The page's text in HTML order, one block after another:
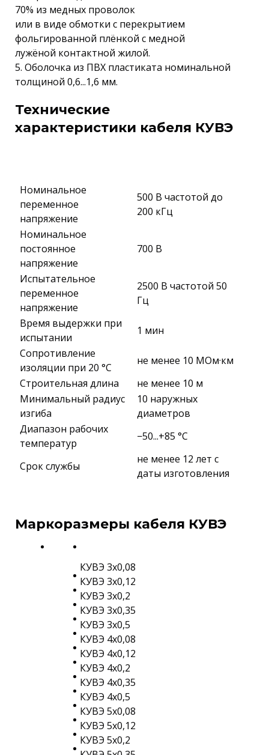
70% из медных проволок
или в виде обмотки с перекрытием
фольгированной плёнкой с медной
лужёной контактной жилой.
5. Оболочка из ПВХ пластиката номинальной
толщиной 0,6...1,6 мм.
Технические
характеристики кабеля КУВЭ
Номинальное
переменное
напряжение
500 В частотой до
200 кГц
Номинальное
постоянное
напряжение
700 В
Испытательное
переменное
напряжение
2500 В частотой 50
Гц
Время выдержки при
испытании
1 мин
Сопротивление
изоляции при 20 °С
не менее 10 МОм·км
Строительная длина
не менее 10 м
Минимальный радиус
изгиба
10 наружных
диаметров
Диапазон рабочих
температур
−50...+85 °C
Срок службы
не менее 12 лет с
даты изготовления
Маркоразмеры кабеля КУВЭ
КУВЭ 3х0,08
КУВЭ 3х0,12
КУВЭ 3х0,2
КУВЭ 3х0,35
КУВЭ 3х0,5
КУВЭ 4х0,08
КУВЭ 4х0,12
КУВЭ 4х0,2
КУВЭ 4х0,35
КУВЭ 4х0,5
КУВЭ 5х0,08
КУВЭ 5х0,12
КУВЭ 5х0,2